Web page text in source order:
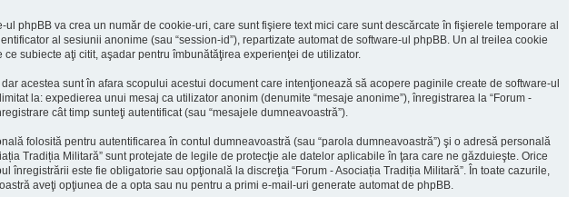
phpBB va crea un număr de cookie-uri, care sunt fişiere text mici care sunt descărcate în fişierele temporare al
al sesiunii anonime (sau “session-id”), repartizate automat de software-ul phpBB. Un al treilea cookie
subiecte aţi citit, aşadar pentru îmbunătăţirea experienţei de utilizator.
acestea sunt în afara scopului acestui document care intenţionează să acopere paginile create de software-ul
la: expedierea unui mesaj ca utilizator anonim (denumite “mesaje anonime”), înregistrarea la “Forum -
cât timp sunteţi autentificat (sau “mesajele dumneavoastră”).
folosită pentru autentificarea în contul dumneavoastră (sau “parola dumneavoastră”) şi o adresă personală
Tradiția Militară” sunt protejate de legile de protecţie ale datelor aplicabile în ţara care ne găzduieşte. Orice
este fie obligatorie sau opţională la discreţia “Forum - Asociația Tradiția Militară”. În toate cazurile,
aveţi opţiunea de a opta sau nu pentru a primi e-mail-uri generate automat de phpBB.